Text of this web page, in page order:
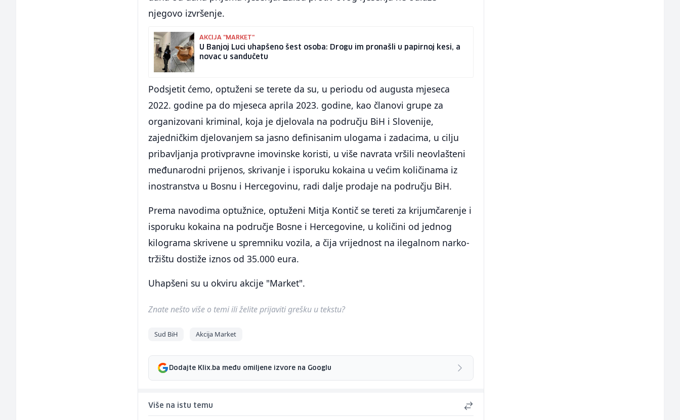
njegovo izvršenje.
AKCIJA "MARKET"
U Banjoj Luci uhapšeno šest osoba: Drogu im pronašli u papirnoj kesi, a
novac u sandučetu
Podsjetit ćemo, optuženi se terete da su, u periodu od augusta mjeseca
2022. godine pa do mjeseca aprila 2023. godine, kao članovi grupe za
organizovani kriminal, koja je djelovala na području BiH i Slovenije,
zajedničkim djelovanjem sa jasno definisanim ulogama i zadacima, u cilju
pribavljanja protivpravne imovinske koristi, u više navrata vršili neovlašteni
međunarodni prijenos, skrivanje i isporuku kokaina u većim količinama iz
inostranstva u Bosnu i Hercegovinu, radi dalje prodaje na području BiH.
Prema navodima optužnice, optuženi Mitja Kontič se tereti za krijumčarenje i
isporuku kokaina na područje Bosne i Hercegovine, u količini od jednog
kilograma skrivene u spremniku vozila, a čija vrijednost na ilegalnom narko-
tržištu dostiže iznos od 35.000 eura.
Uhapšeni su u okviru akcije "Market".
Znate nešto više o temi ili želite prijaviti grešku u tekstu?
Sud BiH Akcija Market
Dodajte Klix.ba među omiljene izvore na Googlu
Više na istu temu